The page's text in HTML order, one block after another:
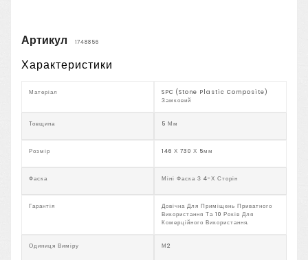
Артикул 1748856
Характеристики
Матеріал
SPC (Stone Plastic Composite)
Замковий
Товщина 5 Мм
Розмір 146 Х 730 Х 5мм
Фаска Міні Фаска З 4-Х Сторін
Гарантія
Довічна Для Приміщень Приватного
Використання Та 10 Років Для
Комерційного Використання.
Одиниця Виміру М2